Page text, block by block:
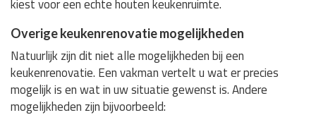
kiest voor een echte houten keukenruimte.
Overige keukenrenovatie mogelijkheden
Natuurlijk zijn dit niet alle mogelijkheden bij een
keukenrenovatie. Een vakman vertelt u wat er precies
mogelijk is en wat in uw situatie gewenst is. Andere
mogelijkheden zijn bijvoorbeeld: